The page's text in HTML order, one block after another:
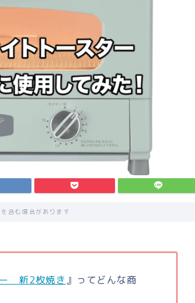
含む場合があります
ー 新2枚焼き』ってどんな商